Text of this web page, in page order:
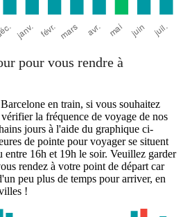
pour vous rendre à
en train, si vous souhaitez
la fréquence de voyage de nos
jours à l'aide du graphique ci-
de pointe pour voyager se situent
entre 16h et 19h le soir. Veuillez garder
rendez à votre point de départ car
peu plus de temps pour arriver, en
!